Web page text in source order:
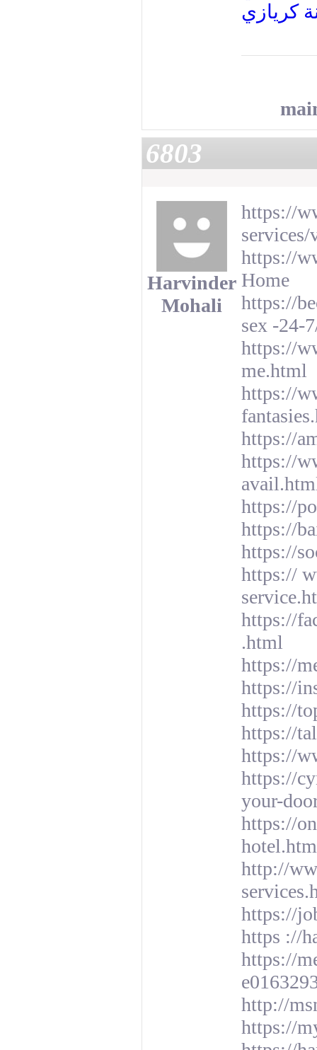
كريازي
6803
Harvinder
Mohali
​https://
https://
Home
https://
sex -24-
https://
me.html
https://
https://
https://
https://
https://
https://
https://
https://
.html
https://
https://
https://
https://
https://
https://
your-
https://
http://
https://
https ://
https://
http://
https://